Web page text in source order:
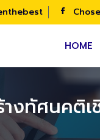
HOME
งทัศนคติเ